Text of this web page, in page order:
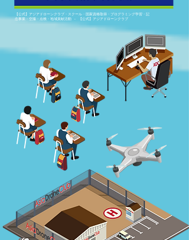
【公式】アジアドローンクラブ・スクール・国家資格取得・プログラミング学習・記
念事業・空撮・点検・地域貢献活動 - 【公式】アジアドローンクラブ